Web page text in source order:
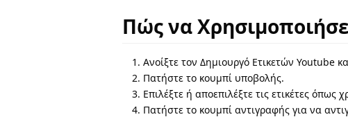
Πώς να
Ανοίξτε τον Δημιουργό Ετικετών Youtube
Πατήστε το κουμπί υποβολής.
Επιλέξτε ή αποεπιλέξτε τις ετικέτες όπως
Πατήστε το κουμπί αντιγραφής για να